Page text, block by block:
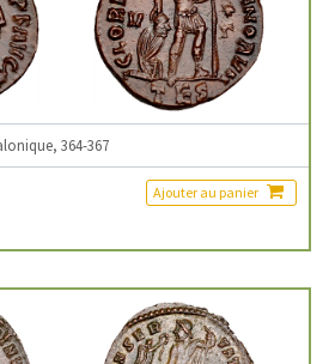
364-367
Ajouter au panier